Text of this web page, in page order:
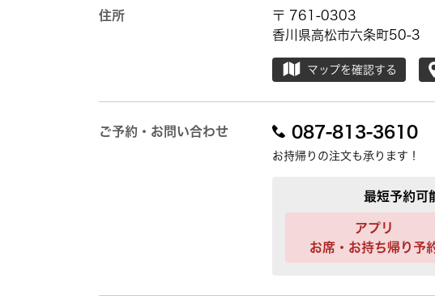
住所
〒 761-0303
香川県高松市六条町50-3
マップを確認する
ご予約・お問い合わせ 087-813-3610
お持帰りの注文も承ります！
最短予約可
アプリ
お席・お持ち帰り予